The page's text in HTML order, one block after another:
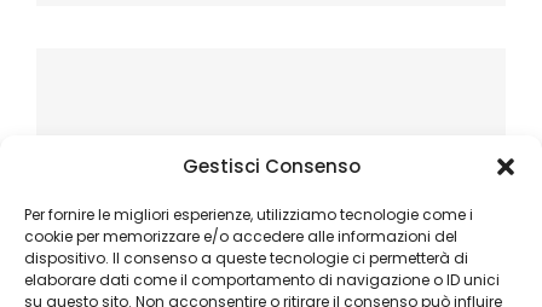
Gestisci Consenso
Per fornire le migliori esperienze, utilizziamo tecnologie come i
cookie per memorizzare e/o accedere alle informazioni del
dispositivo. Il consenso a queste tecnologie ci permetterà di
elaborare dati come il comportamento di navigazione o ID unici
su questo sito. Non acconsentire o ritirare il consenso può influire